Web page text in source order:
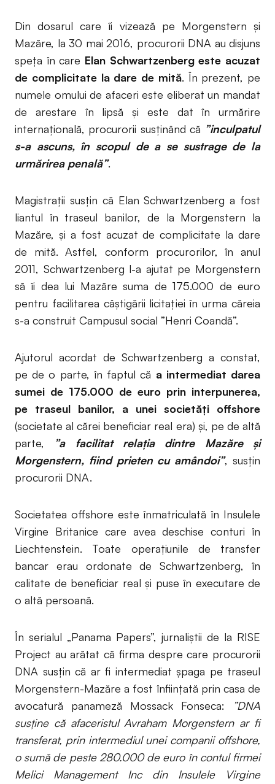
Din dosarul care îi vizează pe Morgenstern și
Mazăre, la 30 mai 2016, procurorii DNA au disjuns
speța în care Elan Schwartzenberg este acuzat
de complicitate la dare de mită. În prezent, pe
numele omului de afaceri este eliberat un mandat
de arestare în lipsă și este dat în urmărire
internațională, procurorii susținând că ”inculpatul
s-a ascuns, în scopul de a se sustrage de la
urmărirea penală”.
Magistrații susțin că Elan Schwartzenberg a fost
liantul în traseul banilor, de la Morgenstern la
Mazăre, și a fost acuzat de complicitate la dare
de mită. Astfel, conform procurorilor, în anul
2011, Schwartzenberg l-a ajutat pe Morgenstern
să îi dea lui Mazăre suma de 175.000 de euro
pentru facilitarea câştigării licitației în urma căreia
s-a construit Campusul social ”Henri Coandă”.
Ajutorul acordat de Schwartzenberg a constat,
pe de o parte, în faptul că a intermediat darea
sumei de 175.000 de euro prin interpunerea,
pe traseul banilor, a unei societăți offshore
(societate al cărei beneficiar real era) și, pe de altă
parte,
”a facilitat relația dintre Mazăre și
Morgenstern, fiind prieten cu amândoi”, susțin
procurorii DNA.
Societatea offshore este înmatriculată în Insulele
Virgine Britanice care avea deschise conturi în
Liechtenstein. Toate operațiunile de transfer
bancar erau ordonate de Schwartzenberg, în
calitate de beneficiar real și puse în executare de
o altă persoană.
În serialul „Panama Papers”, jurnaliștii de la RISE
Project au arătat că firma despre care procurorii
DNA susțin că ar fi intermediat șpaga pe traseul
Morgenstern-Mazăre a fost înființată prin casa de
avocatură panameză Mossack Fonseca:
”DNA
susține că afaceristul Avraham Morgenstern ar fi
transferat, prin intermediul unei companii offshore,
o sumă de peste 280.000 de euro în contul firmei
Melici Management Inc din Insulele Virgine